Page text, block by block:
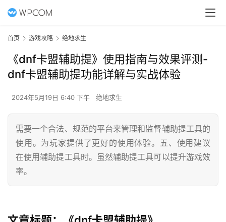
首页 游戏攻略 绝地求生
《dnf卡盟辅助提》使用指南与效果评测-
dnf卡盟辅助提功能详解与实战体验
2024年5月19日 6:40 下午 绝地求生
需要一个合法、规范的平台来管理和监督辅助提工具的
使用。为玩家提供了更好的使用体验。五、使用建议
在使用辅助提工具时。虽然辅助提工具可以提升游戏效
率。